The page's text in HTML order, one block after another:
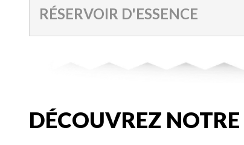
RÉSERVOIR D'ESSENCE
DÉCOUVREZ